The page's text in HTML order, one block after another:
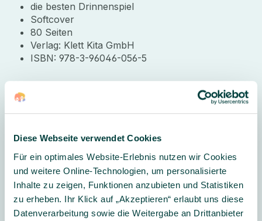
Diese Webseite verwendet Cookies
Für ein optimales Website-Erlebnis nutzen wir Cookies
und weitere Online-Technologien, um personalisierte
Inhalte zu zeigen, Funktionen anzubieten und Statistiken
zu erheben. Ihr Klick auf „Akzeptieren“ erlaubt uns diese
Datenverarbeitung sowie die Weitergabe an Drittanbieter
die besten Drinnenspiel
Softcover
80 Seiten
Verlag: Klett Kita GmbH
ISBN: 978-3-96046-056-5
Lieferumfang:
Weitere Informationen
Thema: Spiele & Aktivitäten